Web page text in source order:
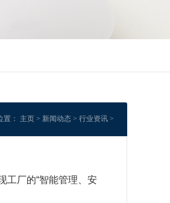
置： 主页> 新闻动态> 行业资讯>
工厂的“智能管理、安